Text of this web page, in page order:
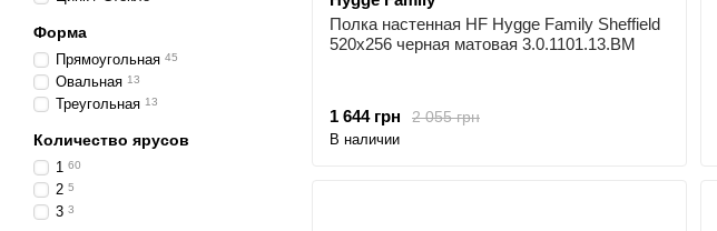
Полка настенная HF Hygge Family Sheffield
520х256 черная матовая 3.0.1101.13.BM
2 055 грн
1 644 грн
В наличии
Форма
Прямоугольная 45
Овальная 13
Треугольная 13
Количество ярусов
1 60
2 5
3 3